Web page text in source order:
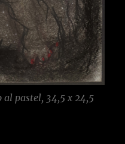
pastel, 34,5 x 24,5